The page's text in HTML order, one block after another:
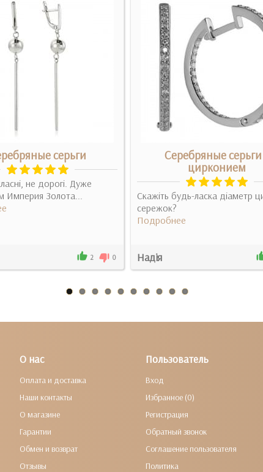
серьги
не дорогі. Дуже
Империя Золота...
2 0
Серебряные
цирконием
Скажіть будь-ласка діаметр
сережок?
Подробнее
Надія
О нас
Оплата и доставка
Наши контакты
О магазине
Гарантии
Обмен и возврат
Отзывы
Пользователь
Вход
Избранное (0)
Регистрация
Обратный звонок
Соглашение пользователя
Политика